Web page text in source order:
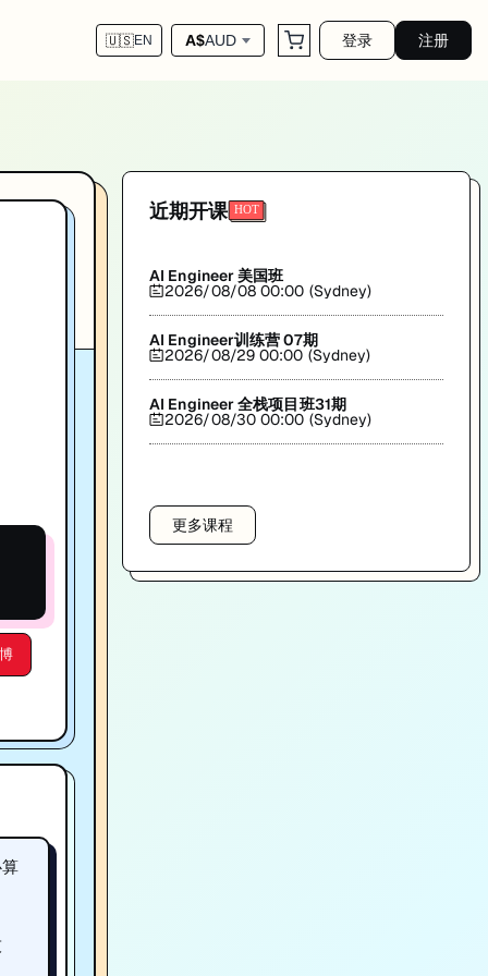
🇺🇸EN A$AUD 登录 注册
近期开课
AI Engineer 美国班
2026/08/08 00:00 (Sydney)
AI Engineer训练营 07期
2026/08/29 00:00 (Sydney)
AI Engineer 全栈项目班31期
2026/08/30 00:00 (Sydney)
更多课程